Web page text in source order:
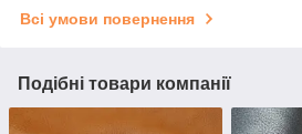
Всі умови повернення
Подібні товари компанії